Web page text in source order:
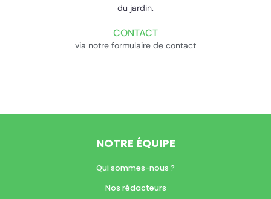
du jardin.
CONTACT
via notre formulaire de contact
NOTRE ÉQUIPE
Qui sommes-nous ?
Nos rédacteurs